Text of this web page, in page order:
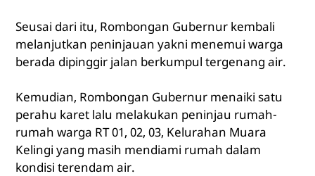
Seusai dari itu, Rombongan Gubernur kembali
melanjutkan peninjauan yakni menemui warga
berada dipinggir jalan berkumpul tergenang air.
Kemudian, Rombongan Gubernur menaiki satu
perahu karet lalu melakukan peninjau rumah-
rumah warga RT 01, 02, 03, Kelurahan Muara
Kelingi yang masih mendiami rumah dalam
kondisi terendam air.